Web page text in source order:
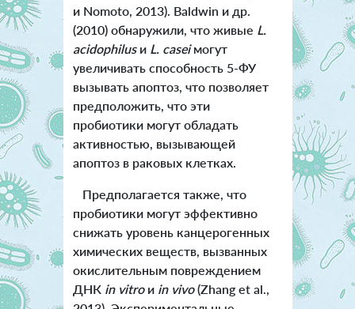
и Nomoto, 2013). Baldwin и др.
(2010) обнаружили, что живые L.
acidophilusи L. caseiмогут
увеличивать способность 5-ФУ
вызывать апоптоз, что позволяет
предположить, что эти
пробиотики могут обладать
активностью, вызывающей
апоптоз в раковых клетках.
Предполагается также, что
пробиотики могут эффективно
снижать уровень канцерогенных
химических веществ, вызванных
окислительным повреждением
ДНК in vitroи in vivo(Zhang et al.,